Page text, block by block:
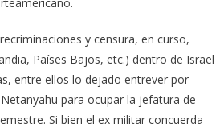
y censura, en curso,
Países Bajos, etc.) dentro de Israel
entre ellos lo dejado entrever por
para ocupar la jefatura de
Si bien el ex militar concuerda